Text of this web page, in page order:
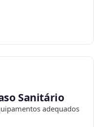
Sanitário
adequados